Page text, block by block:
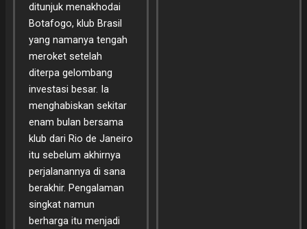
ditunjuk menakhodai
Botafogo, klub Brasil
yang namanya tengah
meroket setelah
diterpa gelombang
investasi besar. Ia
menghabiskan sekitar
enam bulan bersama
klub dari Rio de Janeiro
itu sebelum akhirnya
perjalanannya di sana
berakhir. Pengalaman
singkat namun
berharga itu menjadi